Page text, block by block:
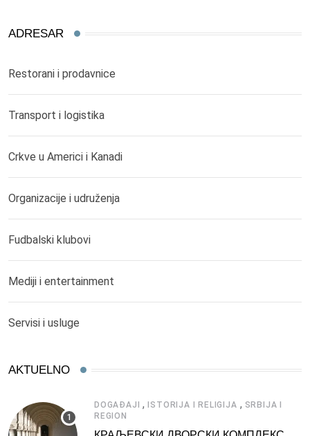
ADRESAR
Restorani i prodavnice
Transport i logistika
Crkve u Americi i Kanadi
Organizacije i udruženja
Fudbalski klubovi
Mediji i entertainment
Servisi i usluge
AKTUELNO
DOGAĐAJI , ISTORIJA I RELIGIJA , SRBIJA I
REGION